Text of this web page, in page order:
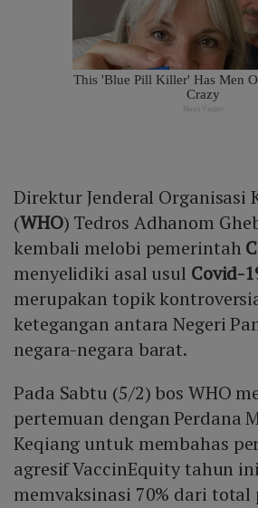
Direktur Jenderal Organisasi
(WHO) Tedros Adhanom
kembali melobi pemerintah
menyelidiki asal usul Covid-
merupakan topik
ketegangan antara Negeri
negara-negara barat.
Pada Sabtu (5/2) bos WHO
pertemuan dengan Perdana
Keqiang untuk membahas
agresif VaccinEquity tahun
memvaksinasi 70% dari